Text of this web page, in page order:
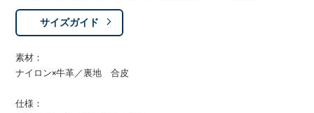
サイズガイド
素材：
ナイロン×牛革／裏地 合皮
仕様：